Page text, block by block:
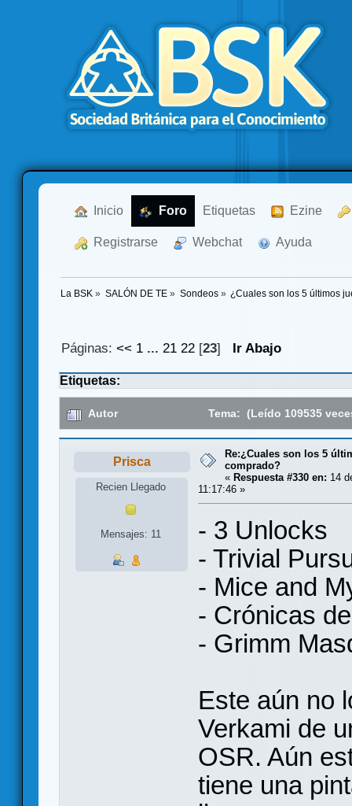
Inicio Foro Etiquetas Ezine
Registrarse Webchat Ayuda
La BSK » SALÓN DE TE » Sondeos» ¿Cuales son los 5 últimos
Páginas:<< 1 ...21 22 [23] Ir Abajo
Etiquetas:
Autor Tema: (Leído 109535
Prisca
Recien Llegado
Mensajes: 11
Re:¿Cuales son los 5
comprado?
« Respuesta #330 en: 14
11:17:46 »
- 3 Unlocks
- Trivial
- Mice and
- Crónicas
- Grimm
Este aún no
Verkami de
OSR. Aún
tiene una